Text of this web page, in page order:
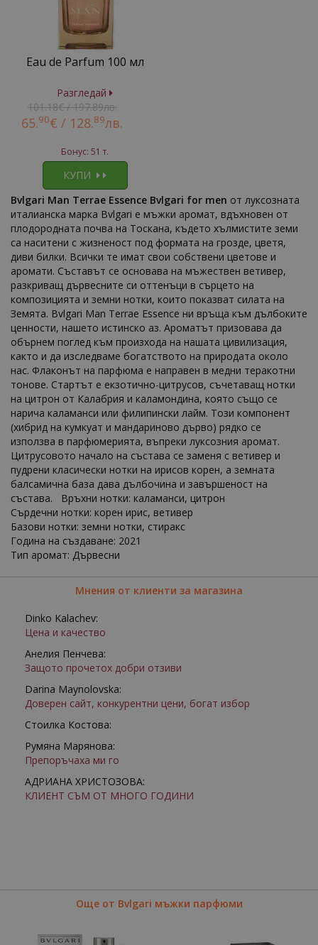
Eau de Parfum 100 мл
Разгледай
101.18€ / 197.89лв.
65.90€ / 128.89лв.
Бонус: 51 т.
КУПИ
Bvlgari Man Terrae Essence Bvlgari for men от луксозната
италианска марка Bvlgari е мъжки аромат, вдъхновен от
плодородната почва на Тоскана, където хълмистите земи
са наситени с жизненост под формата на грозде, цветя,
диви билки. Всички те имат свои собствени цветове и
аромати. Съставът се основава на мъжествен ветивер,
разкриващ дървесните си оттенъци в сърцето на
композицията и земни нотки, които показват силата на
Земята. Bvlgari Man Terrae Essence ни връща към дълбоките
ценности, нашето истинско аз. Ароматът призовава да
обърнем поглед към произхода на нашата цивилизация,
както и да изследваме богатството на природата около
нас. Флаконът на парфюма е направен в медни теракотни
тонове. Стартът е екзотично-цитрусов, съчетаващ нотки
на цитрон от Калабрия и каламондина, която също се
нарича каламанси или филипински лайм. Този компонент
(хибрид на кумкуат и мандариново дърво) рядко се
използва в парфюмерията, въпреки луксозния аромат.
Цитрусовото начало на състава се заменя с ветивер и
пудрени класически нотки на ирисов корен, а земната
балсамична база дава дълбочина и завършеност на
състава. Връхни нотки: каламанси, цитрон
Сърдечни нотки: корен ирис, ветивер
Базови нотки: земни нотки, стиракс
Година на създаване: 2021
Тип аромат: Дървесни
Мнения от клиенти за магазина
Dinko Kalachev:
Цена и качество
Анелия Пенчева:
Защото прочетох добри отзиви
Darina Maynolovska:
Доверен сайт, конкурентни цени, богат избор
Стоилка Костова:
Румяна Марянова:
Препоръчаха ми го
АДРИАНА ХРИСТОЗОВА:
КЛИЕНТ СЪМ ОТ МНОГО ГОДИНИ
Още от Bvlgari мъжки парфюми